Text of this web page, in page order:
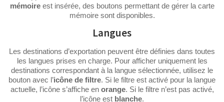
mémoireest insérée, des boutons permettant de gérer la carte
mémoire sont disponibles.
Langues
Les destinations d’exportation peuvent être définies dans toutes
les langues prises en charge. Pour afficher uniquement les
destinations correspondant à la langue sélectionnée, utilisez le
bouton avec l’icône de filtre. Si le filtre est activé pour la langue
actuelle, l’icône s’affiche en orange. Si le filtre n’est pas activé,
l’icône est blanche.